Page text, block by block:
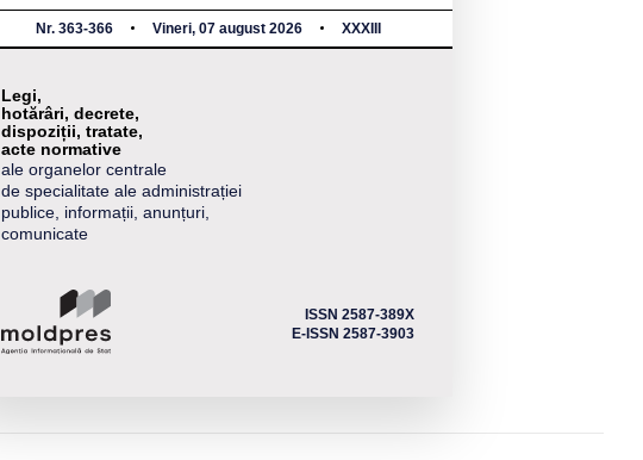
Nr. 363-366 Vineri, 07 august 2026 XXXIII
Legi,
hotărâri, decrete,
dispoziții, tratate,
acte normative
ale organelor centrale
de specialitate ale administrației
publice, informații, anunțuri,
comunicate
ISSN 2587-389X
E-ISSN 2587-3903